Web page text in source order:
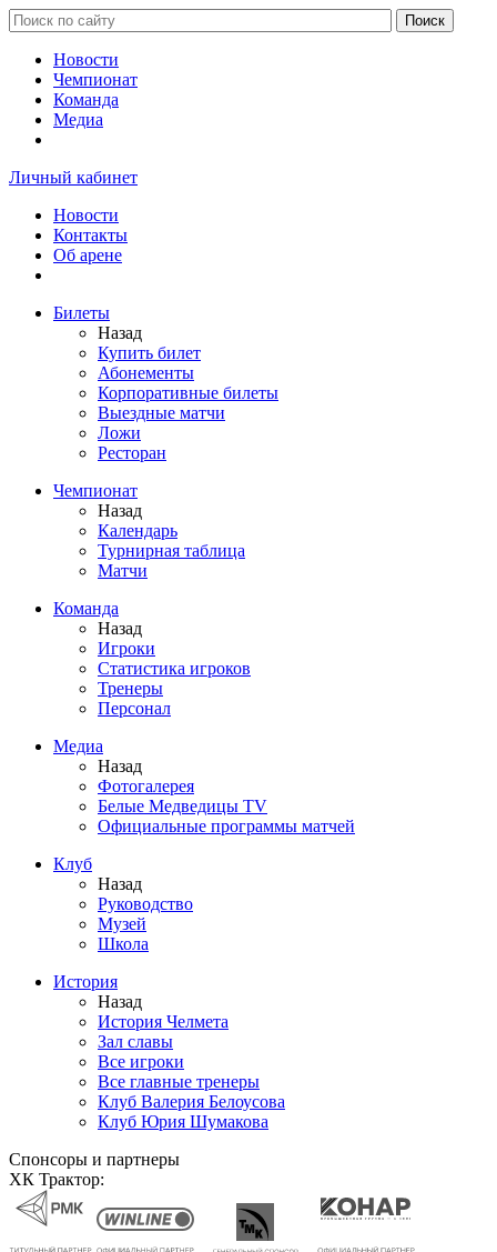
Новости
Чемпионат
Команда
Медиа
Личный кабинет
Новости
Контакты
Об арене
Билеты
Назад
Купить билет
Абонементы
Корпоративные билеты
Выездные матчи
Ложи
Ресторан
Чемпионат
Назад
Календарь
Турнирная таблица
Матчи
Команда
Назад
Игроки
Статистика игроков
Тренеры
Персонал
Медиа
Назад
Фотогалерея
Белые Медведицы TV
Официальные программы матчей
Клуб
Назад
Руководство
Музей
Школа
История
Назад
История Челмета
Зал славы
Все игроки
Все главные тренеры
Клуб Валерия Белоусова
Клуб Юрия Шумакова
Спонсоры и партнеры
ХК Трактор: